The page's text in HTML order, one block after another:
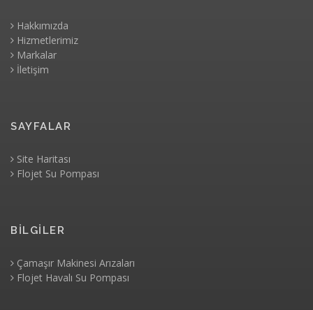
Hakkımızda
Hizmetlerimiz
Markalar
İletişim
SAYFALAR
Site Haritası
Flojet Su Pompası
BİLGİLER
Çamaşır Makinesi Arızaları
Flojet Havalı Su Pompası